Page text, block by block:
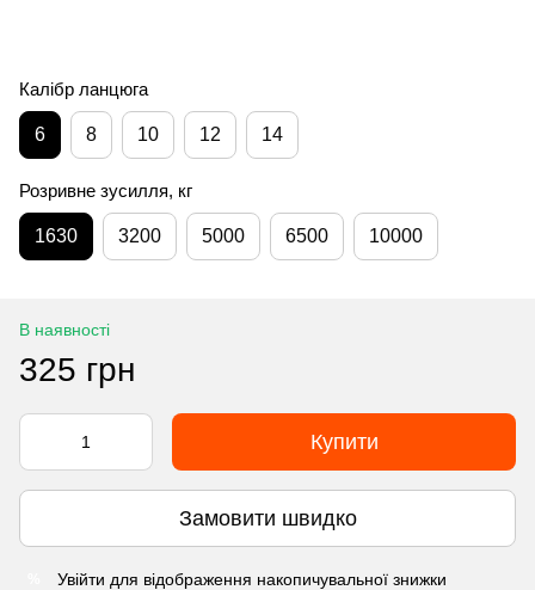
Калібр ланцюга
6 8 10 12 14
Розривне зусилля, кг
1630 3200 5000 6500 10000
В наявності
325 грн
Купити
Замовити швидко
Увійти для відображення накопичувальної знижки